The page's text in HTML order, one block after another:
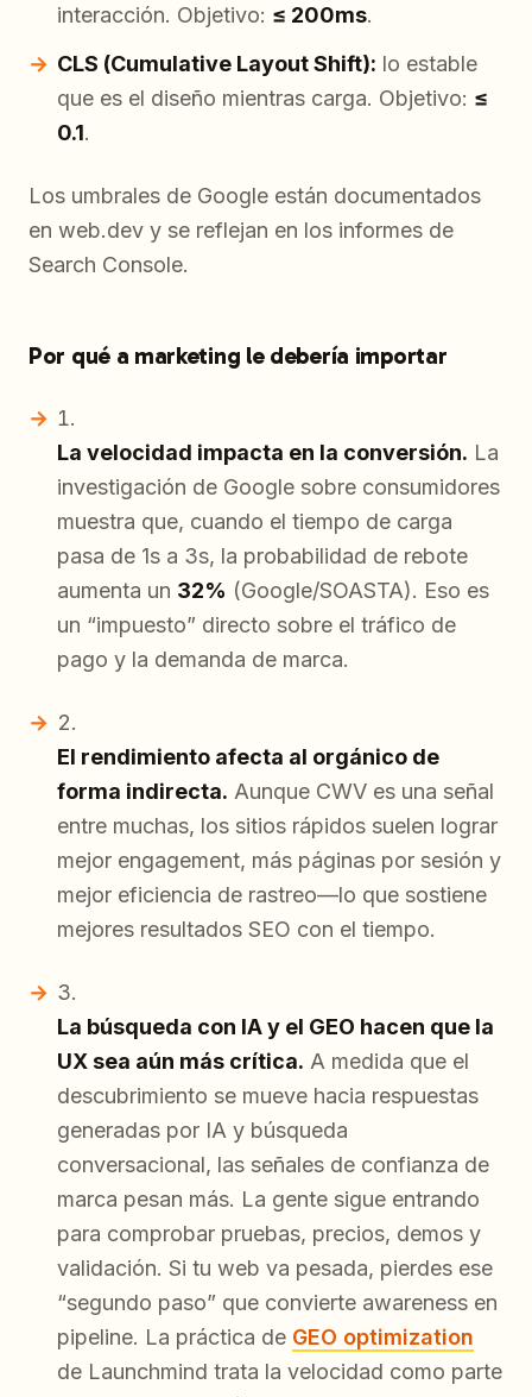
interacción. Objetivo: ≤ 200ms.
CLS (Cumulative Layout Shift): lo estable
que es el diseño mientras carga. Objetivo: ≤
0.1.
Los umbrales de Google están documentados
en web.dev y se reflejan en los informes de
Search Console.
Por qué a marketing le debería importar
La velocidad impacta en la conversión. La
investigación de Google sobre consumidores
muestra que, cuando el tiempo de carga
pasa de 1s a 3s, la probabilidad de rebote
aumenta un 32% (Google/SOASTA). Eso es
un “impuesto” directo sobre el tráfico de
pago y la demanda de marca.
El rendimiento afecta al orgánico de
forma indirecta. Aunque CWV es una señal
entre muchas, los sitios rápidos suelen lograr
mejor engagement, más páginas por sesión y
mejor eficiencia de rastreo—lo que sostiene
mejores resultados SEO con el tiempo.
La búsqueda con IA y el GEO hacen que la
UX sea aún más crítica. A medida que el
descubrimiento se mueve hacia respuestas
generadas por IA y búsqueda
conversacional, las señales de confianza de
marca pesan más. La gente sigue entrando
para comprobar pruebas, precios, demos y
validación. Si tu web va pesada, pierdes ese
“segundo paso” que convierte awareness en
pipeline. La práctica de GEO optimization
de Launchmind trata la velocidad como parte